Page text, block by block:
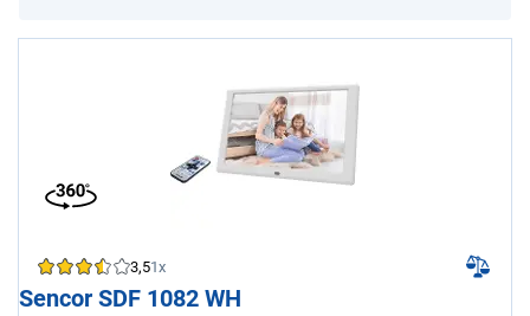
3,51x
Sencor SDF 1082 WH